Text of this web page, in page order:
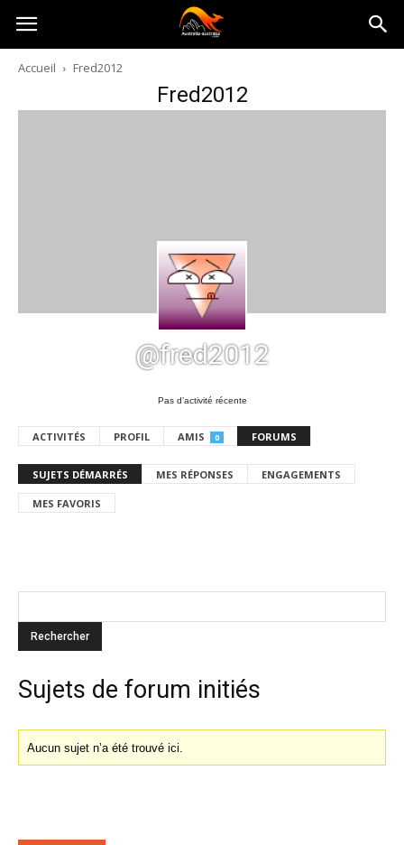
Australia-
australie.com
Accueil Fred2012
Fred2012
@fred2012
Pas d’activité récente
ACTIVITÉS PROFIL AMIS 0 FORUMS
SUJETS DÉMARRÉS MES RÉPONSES ENGAGEMENTS
MES FAVORIS
Sujets de forum initiés
Aucun sujet n’a été trouvé ici.